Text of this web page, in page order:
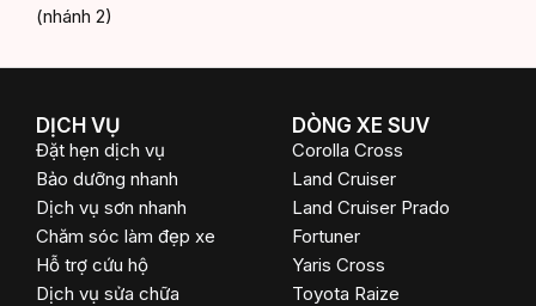
(nhánh 2)
DỊCH VỤ
Đặt hẹn dịch vụ
Bảo dưỡng nhanh
Dịch vụ sơn nhanh
Chăm sóc làm đẹp xe
Hỗ trợ cứu hộ
Dịch vụ sửa chữa
DÒNG XE SUV
Corolla Cross
Land Cruiser
Land Cruiser Prado
Fortuner
Yaris Cross
Toyota Raize